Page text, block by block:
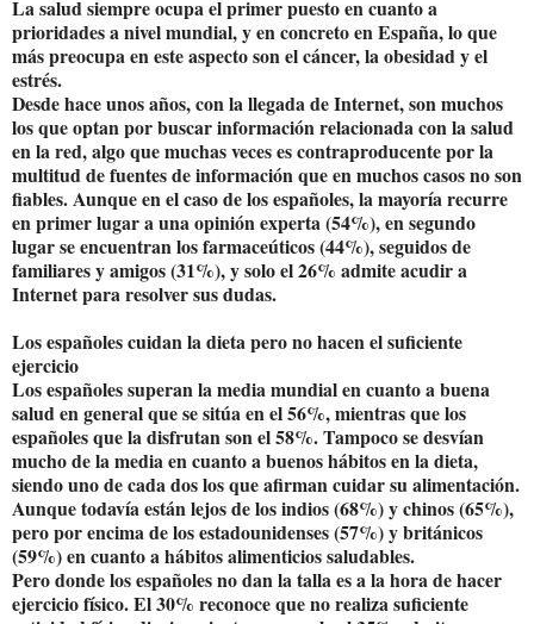
La salud siempre ocupa el primer puesto en cuanto a
prioridades a nivel mundial, y en concreto en España, lo que
más preocupa en este aspecto son el cáncer, la obesidad y el
estrés.
Desde hace unos años, con la llegada de Internet, son muchos
los que optan por buscar información relacionada con la salud
en la red, algo que muchas veces es contraproducente por la
multitud de fuentes de información que en muchos casos no son
fiables. Aunque en el caso de los españoles, la mayoría recurre
en primer lugar a una opinión experta (54%), en segundo
lugar se encuentran los farmaceúticos (44%), seguidos de
familiares y amigos (31%), y solo el 26% admite acudir a
Internet para resolver sus dudas.
Los españoles cuidan la dieta pero no hacen el suficiente
ejercicio
Los españoles superan la media mundial en cuanto a buena
salud en general que se sitúa en el 56%, mientras que los
españoles que la disfrutan son el 58%. Tampoco se desvían
mucho de la media en cuanto a buenos hábitos en la dieta,
siendo uno de cada dos los que afirman cuidar su alimentación.
Aunque todavía están lejos de los indios (68%) y chinos (65%),
pero por encima de los estadounidenses (57%) y británicos
(59%) en cuanto a hábitos alimenticios saludables.
Pero donde los españoles no dan la talla es a la hora de hacer
ejercicio físico. El 30% reconoce que no realiza suficiente